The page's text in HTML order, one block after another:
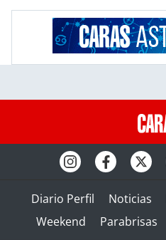
Diario Perfil Noticias
Weekend
Parabrisas